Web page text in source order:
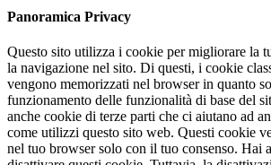
Panoramica Privacy
Questo sito utilizza i cookie per migliorare la
la navigazione nel sito. Di questi, i cookie
vengono memorizzati nel browser in quanto
funzionamento delle funzionalità di base del
anche cookie di terze parti che ci aiutano ad
come utilizzi questo sito web. Questi cookie
nel tuo browser solo con il tuo consenso. Hai